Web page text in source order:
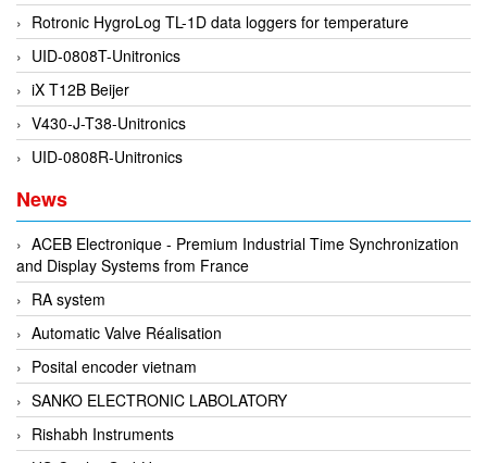
Freezemod
Fritsch Vietnam
FS CABLE
FS Inc Vietnam
FTM Vietnam
Fujian LEAD
Fujikura
Fukuta
GAI-Tronics
Gardasoft
GASDNA Vietnam
Gasensor
Gave
Rotronic HygroLog TL-1D data loggers for temperature
UID-0808T-Unitronics
iX T12B Beijer
V430-J-T38-Unitronics
UID-0808R-Unitronics
News
ACEB Electronique - Premium Industrial Time Synchronization
and Display Systems from France
RA system
Automatic Valve Réalisation
Posital encoder vietnam
SANKO ELECTRONIC LABOLATORY
Rishabh Instruments